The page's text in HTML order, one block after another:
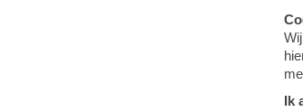
Cookie-instellingen